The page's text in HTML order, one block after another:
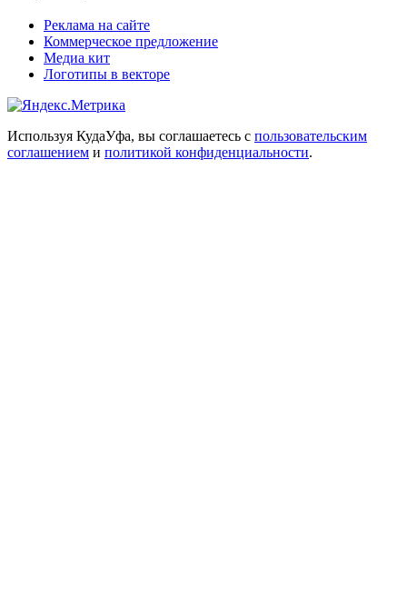
Реклама на сайте
Коммерческое предложение
Медиа кит
Логотипы в векторе
Используя КудаУфа, вы соглашаетесь с пользовательским
соглашением и политикой конфиденциальности.